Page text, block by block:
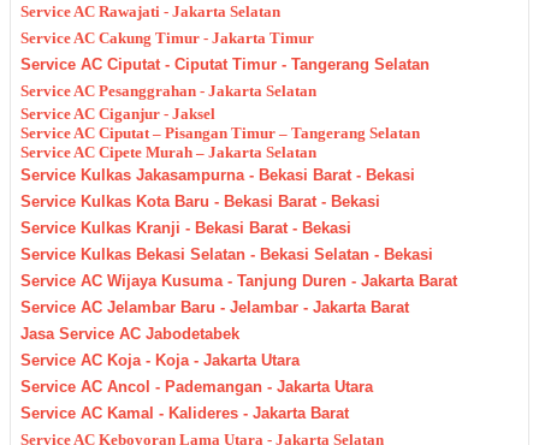
Service AC Rawajati - Jakarta Selatan
Service AC Cakung Timur - Jakarta Timur
Service AC Ciputat - Ciputat Timur - Tangerang Selatan
Service AC Pesanggrahan - Jakarta Selatan
Service AC Ciganjur - Jaksel
Service AC Ciputat – Pisangan Timur – Tangerang Selatan
Service AC Cipete Murah – Jakarta Selatan
Service Kulkas Jakasampurna - Bekasi Barat - Bekasi
Service Kulkas Kota Baru - Bekasi Barat - Bekasi
Service Kulkas Kranji - Bekasi Barat - Bekasi
Service Kulkas Bekasi Selatan - Bekasi Selatan - Bekasi
Service AC Wijaya Kusuma - Tanjung Duren - Jakarta Barat
Service AC Jelambar Baru - Jelambar - Jakarta Barat
Jasa Service AC Jabodetabek
Service AC Koja - Koja - Jakarta Utara
Service AC Ancol - Pademangan - Jakarta Utara
Service AC Kamal - Kalideres - Jakarta Barat
Service AC Keboyoran Lama Utara - Jakarta Selatan